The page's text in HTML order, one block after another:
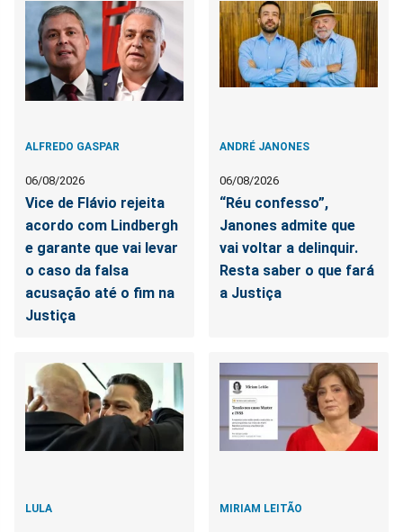
ALFREDO GASPAR
06/08/2026
Vice de Flávio rejeita
acordo com Lindbergh
e garante que vai levar
o caso da falsa
acusação até o fim na
Justiça
ANDRÉ JANONES
06/08/2026
“Réu confesso”,
Janones admite que
vai voltar a delinquir.
Resta saber o que fará
a Justiça
LULA MIRIAM LEITÃO